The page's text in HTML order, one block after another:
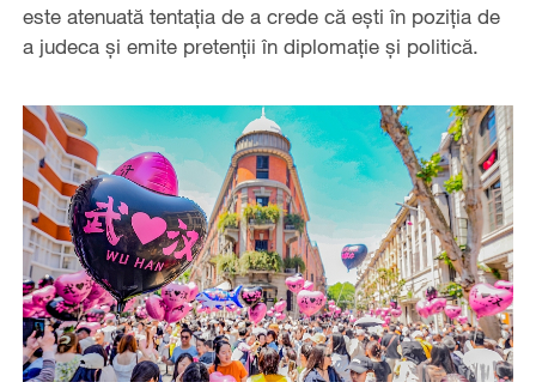
este atenuată tentația de a crede că ești în poziția de
a judeca și emite pretenții în diplomație și politică.